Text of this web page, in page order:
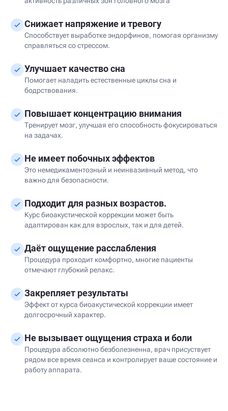
Снижает напряжение и тревогу
Способствует выработке эндорфинов, помогая организму
справляться со стрессом.
Улучшает качество сна
Помогает наладить естественные циклы сна и
бодрствования.
Повышает концентрацию внимания
Тренирует мозг, улучшая его способность фокусироваться
на задачах.
Не имеет побочных эффектов
Это немедикаментозный и неинвазивный метод, что
важно для безопасности.
Подходит для разных возрастов.
Курс биоакустической коррекции может быть
адаптирован как для взрослых, так и для детей.
Даёт ощущение расслабления
Процедура проходит комфортно, многие пациенты
отмечают глубокий релакс.
Закрепляет результаты
Эффект от курса биоакустической коррекции имеет
долгосрочный характер.
Не вызывает ощущения страха и боли
Процедура абсолютно безболезненна, врач присуствует
рядом все время сеанса и контролирует ваше состояние и
работу аппарата.